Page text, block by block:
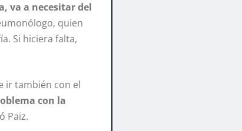
va a necesitar del
quien
Si hiciera falta,
ir también con el
con la
Paiz.